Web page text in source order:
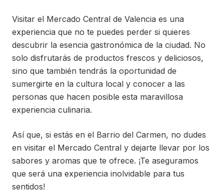
Visitar el Mercado Central de Valencia es una
experiencia que no te puedes perder si quieres
descubrir la esencia gastronómica de la ciudad. No
solo disfrutarás de productos frescos y deliciosos,
sino que también tendrás la oportunidad de
sumergirte en la cultura local y conocer a las
personas que hacen posible esta maravillosa
experiencia culinaria.
Así que, si estás en el Barrio del Carmen, no dudes
en visitar el Mercado Central y dejarte llevar por los
sabores y aromas que te ofrece. ¡Te aseguramos
que será una experiencia inolvidable para tus
sentidos!